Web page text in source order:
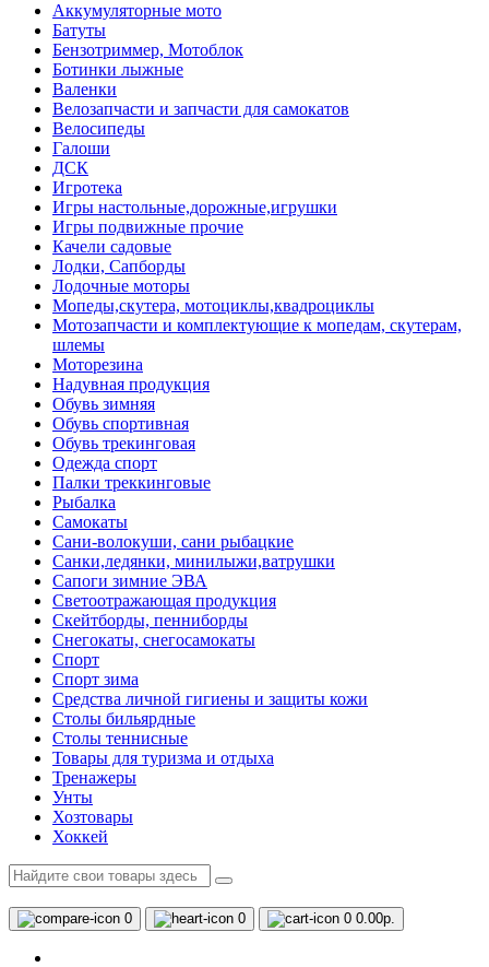
Аккумуляторные мото
Батуты
Бензотриммер, Мотоблок
Ботинки лыжные
Валенки
Велозапчасти и запчасти для самокатов
Велосипеды
Галоши
ДСК
Игротека
Игры настольные,дорожные,игрушки
Игры подвижные прочие
Качели садовые
Лодки, Сапборды
Лодочные моторы
Мопеды,скутера, мотоциклы,квадроциклы
Мотозапчасти и комплектующие к мопедам, скутерам,
шлемы
Моторезина
Надувная продукция
Обувь зимняя
Обувь спортивная
Обувь трекинговая
Одежда спорт
Палки треккинговые
Рыбалка
Самокаты
Сани-волокуши, сани рыбацкие
Санки,ледянки, минилыжи,ватрушки
Сапоги зимние ЭВА
Светоотражающая продукция
Скейтборды, пенниборды
Снегокаты, снегосамокаты
Спорт
Спорт зима
Средства личной гигиены и защиты кожи
Столы бильярдные
Столы теннисные
Товары для туризма и отдыха
Тренажеры
Унты
Хозтовары
Хоккей
0 0 0 0.00р.